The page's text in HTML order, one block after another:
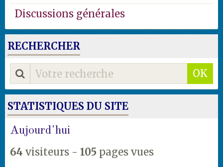
Discussions générales
RECHERCHER
OK
STATISTIQUES DU SITE
Aujourd'hui
64 visiteurs - 105 pages vues